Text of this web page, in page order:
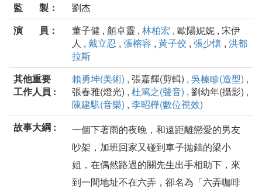
監 製：
劉杰
演 員：
董子健 , 顏卓靈 , 林柏宏 , 歐陽妮妮 , 宋伊
人 , 戴立忍 , 張榕容 , 黃子佼 , 張少懷 , 洪都
拉斯
其他重要
工作人員 :
賴勇坤(美術) , 張嘉輝(剪輯) , 吳榛畛(造型) ,
張春雅(燈光) , 杜篤之(聲音) , 劉幼年(攝影) ,
陳建騏(音樂) , 李昭樺(數位視效)
故事大綱 :
一個下著雨的夜晚，和遠距離戀愛的男友
吵架，加班回家又碰到車子拋錨的梁小
姐，在偶然路過的關先生出手相助下，來
到一間地址不在六弄，卻名為「六弄咖啡